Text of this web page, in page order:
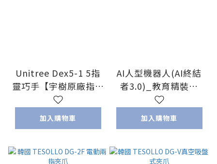
Unitree Dex5-1 5指
靈巧手【宇樹原廠指定
代理】
加入購物車
AI人型機器人(AI終結
者3.0)_教育精裝版
(Pi5含靈巧手)
加入購物車